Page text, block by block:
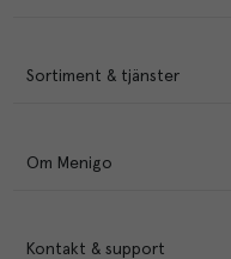
Sortiment & tjänster
Om Menigo
Kontakt & support